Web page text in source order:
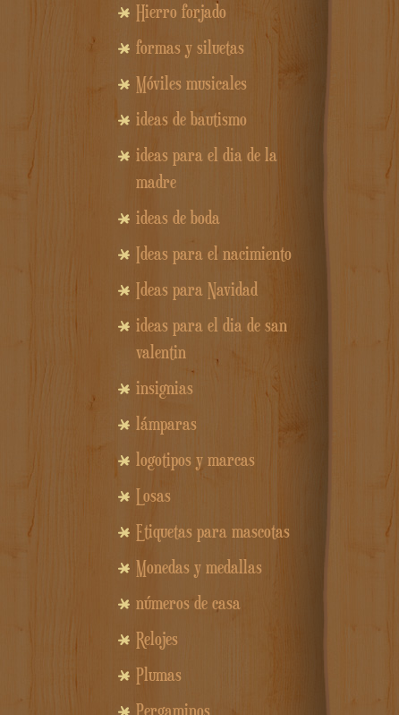
Hierro forjado
formas y siluetas
Móviles musicales
ideas de bautismo
ideas para el dia de la
madre
ideas de boda
Ideas para el nacimiento
Ideas para Navidad
ideas para el dia de san
valentin
insignias
lámparas
logotipos y marcas
Losas
Etiquetas para mascotas
Monedas y medallas
números de casa
Relojes
Plumas